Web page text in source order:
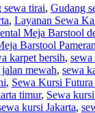
sewa tirai, Gudang
, Layanan Sewa
Meja Barstool
Barstool
karpet bersih, sewa
mewah, sewa
, Sewa Kursi
timur, Sewa
kursi Jakarta,